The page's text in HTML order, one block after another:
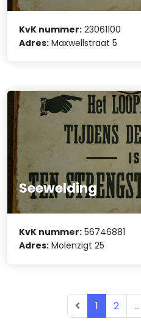
KvK nummer: 23061100
Adres: Maxwellstraat 5
Seewelding
KvK nummer: 56746881
Adres: Molenzigt 25
1 2 ...